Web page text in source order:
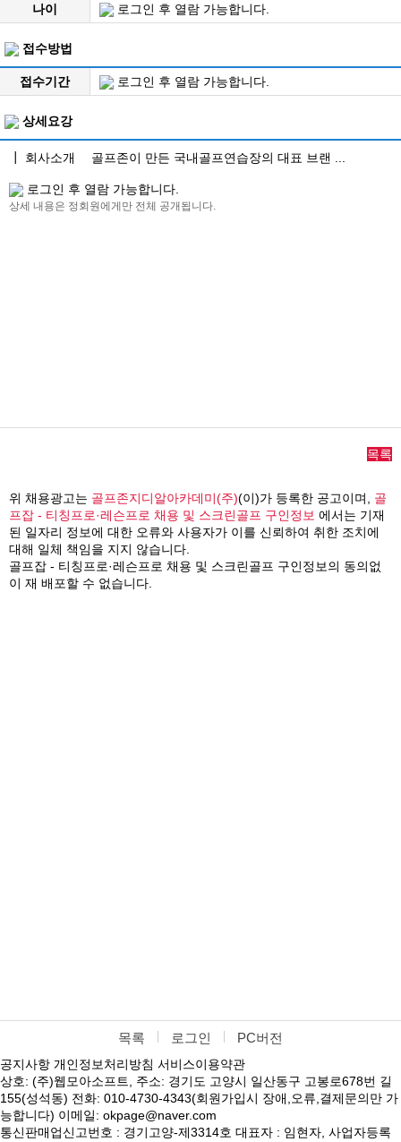
나이
로그인 후 열람 가능합니다.
접수방법
접수기간 로그인 후 열람 가능합니다.
상세요강
┃ 회사소개 골프존이 만든 국내골프연습장의 대표 브랜 ...
로그인 후 열람 가능합니다.
상세 내용은 정회원에게만 전체 공개됩니다.
목록
위 채용광고는 골프존지디알아카데미(주)(이)가 등록한 공고이며, 골
프잡 - 티칭프로·레슨프로 채용 및 스크린골프 구인정보 에서는 기재
된 일자리 정보에 대한 오류와 사용자가 이를 신뢰하여 취한 조치에
대해 일체 책임을 지지 않습니다.
골프잡 - 티칭프로·레슨프로 채용 및 스크린골프 구인정보의 동의없
이 재 배포할 수 없습니다.
목록 로그인 PC버전
공지사항 개인정보처리방침 서비스이용약관
상호: (주)웹모아소프트, 주소: 경기도 고양시 일산동구 고봉로678번 길
155(성석동) 전화: 010-4730-4343(회원가입시 장애,오류,결제문의만 가
능합니다) 이메일: okpage@naver.com
통신판매업신고번호 : 경기고양-제3314호 대표자 : 임현자, 사업자등록